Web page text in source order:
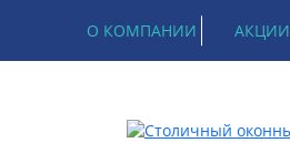
О КОМПАНИИ АКЦИИ